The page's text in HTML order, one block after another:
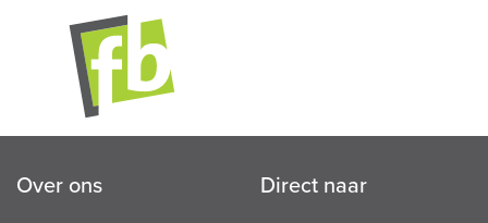
Over ons Direct naar